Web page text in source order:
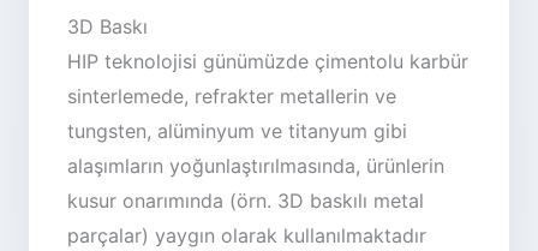
3D Baskı
HIP teknolojisi günümüzde çimentolu karbür
sinterlemede, refrakter metallerin ve
tungsten, alüminyum ve titanyum gibi
alaşımların yoğunlaştırılmasında, ürünlerin
kusur onarımında (örn. 3D baskılı metal
parçalar) yaygın olarak kullanılmaktadır